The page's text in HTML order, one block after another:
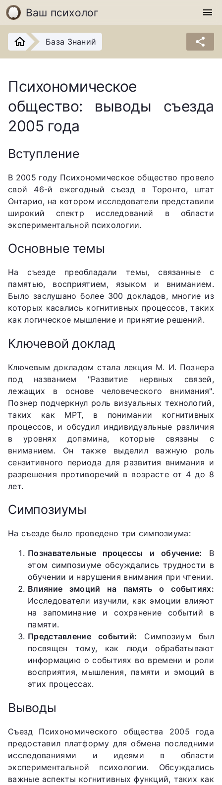
Ваш психолог menu
База Знаний share
Психономическое
общество: выводы съезда
2005 года
Вступление
В 2005 году Психономическое общество провело
свой 46-й ежегодный съезд в Торонто, штат
Онтарио, на котором исследователи представили
широкий спектр исследований в области
экспериментальной психологии.
Основные темы
На съезде преобладали темы, связанные с
памятью, восприятием, языком и вниманием.
Было заслушано более 300 докладов, многие из
которых касались когнитивных процессов, таких
как логическое мышление и принятие решений.
Ключевой доклад
Ключевым докладом стала лекция М. И. Познера
под названием "Развитие нервных связей,
лежащих в основе человеческого внимания".
Познер подчеркнул роль визуальных технологий,
таких как МРТ, в понимании когнитивных
процессов, и обсудил индивидуальные различия
в уровнях допамина, которые связаны с
вниманием. Он также выделил важную роль
сензитивного периода для развития внимания и
разрешения противоречий в возрасте от 4 до 8
лет.
Симпозиумы
На съезде было проведено три симпозиума:
Познавательные процессы и обучение: В
этом симпозиуме обсуждались трудности в
обучении и нарушения внимания при чтении.
Влияние эмоций на память о событиях:
Исследователи изучили, как эмоции влияют
на запоминание и сохранение событий в
памяти.
Представление событий: Симпозиум был
посвящен тому, как люди обрабатывают
информацию о событиях во времени и роли
восприятия, мышления, памяти и эмоций в
этих процессах.
Выводы
Съезд Психономического общества 2005 года
предоставил платформу для обмена последними
исследованиями и идеями в области
экспериментальной психологии. Обсуждались
важные аспекты когнитивных функций, таких как